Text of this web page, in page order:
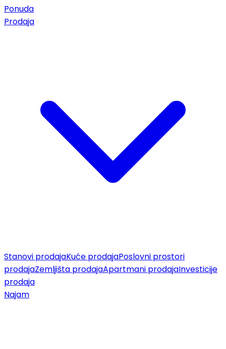
Ponuda
Prodaja
Stanovi prodajaKuće prodajaPoslovni prostori
prodajaZemljišta prodajaApartmani prodajaInvesticije
prodaja
Najam